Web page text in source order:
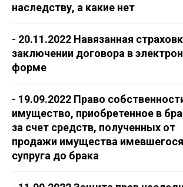
наследству, а какие нет
- 20.11.2022 Навязанная
заключении договора в
форме
- 19.09.2022 Право
имущество, приобретенное в
за счет средств, полученных от
продажи имущества
супруга до брака